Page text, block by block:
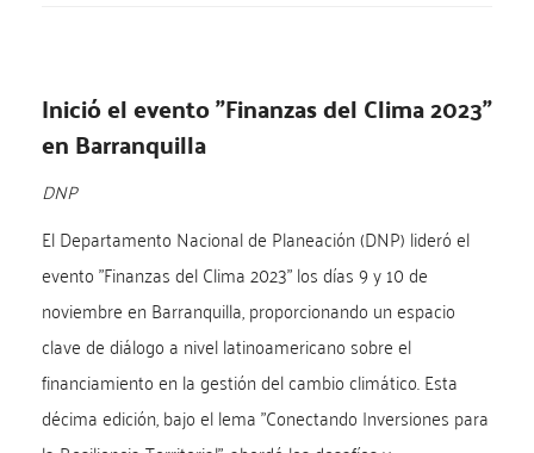
Inició el evento "Finanzas del Clima 2023"
en Barranquilla
DNP
El Departamento Nacional de Planeación (DNP) lideró el
evento "Finanzas del Clima 2023" los días 9 y 10 de
noviembre en Barranquilla, proporcionando un espacio
clave de diálogo a nivel latinoamericano sobre el
financiamiento en la gestión del cambio climático. Esta
décima edición, bajo el lema "Conectando Inversiones para